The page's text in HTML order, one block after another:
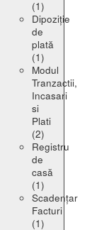
(1)
Dipoziție
de
plată
(1)
Modul
Tranzactii,
Incasari
si
Plati
(2)
Registru
de
casă
(1)
Scadențar
Facturi
(1)